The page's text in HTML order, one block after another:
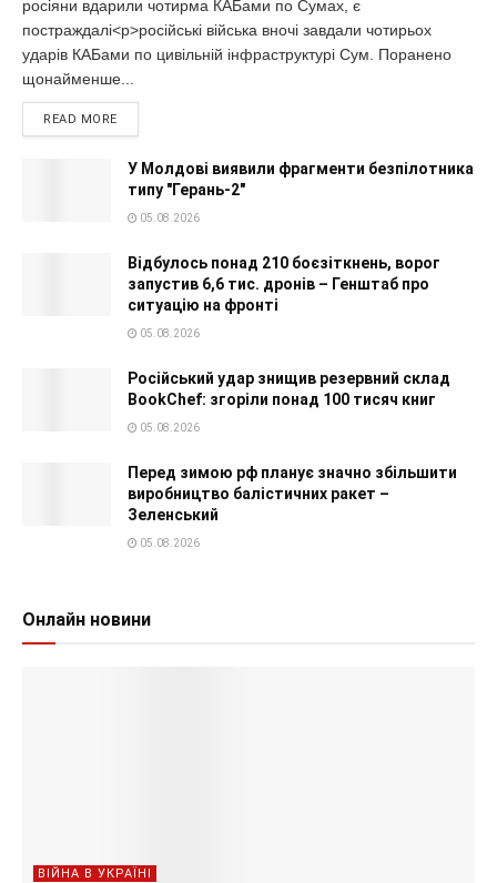
росіяни вдарили чотирма КАБами по Сумах, є
постраждалі<p>російські війська вночі завдали чотирьох
ударів КАБами по цивільній інфраструктурі Сум. Поранено
щонайменше...
READ MORE
У Молдові виявили фрагменти безпілотника
типу "Герань-2"
05.08.2026
Відбулось понад 210 боєзіткнень, ворог
запустив 6,6 тис. дронів – Генштаб про
ситуацію на фронті
05.08.2026
Російський удар знищив резервний склад
BookChef: згоріли понад 100 тисяч книг
05.08.2026
Перед зимою рф планує значно збільшити
виробництво балістичних ракет –
Зеленський
05.08.2026
Онлайн новини
ВІЙНА В УКРАЇНІ